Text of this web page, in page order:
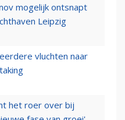
mogelijk ontsnapt
Leipzig
vluchten naar
het roer over bij